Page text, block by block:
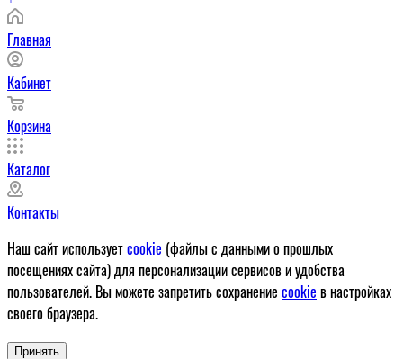
Главная
Кабинет
Корзина
Каталог
Контакты
Наш сайт используетcookie (файлы с данными о прошлых
посещениях сайта) для персонализации сервисов и удобства
пользователей. Вы можете запретить сохранение cookie в настройках
своего браузера.
Принять